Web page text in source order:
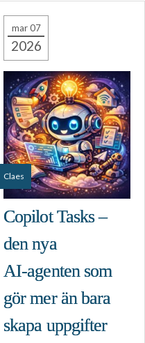
mar 07
2026
Claes
Copilot Tasks –
den nya
AI‑agenten som
gör mer än bara
skapa uppgifter